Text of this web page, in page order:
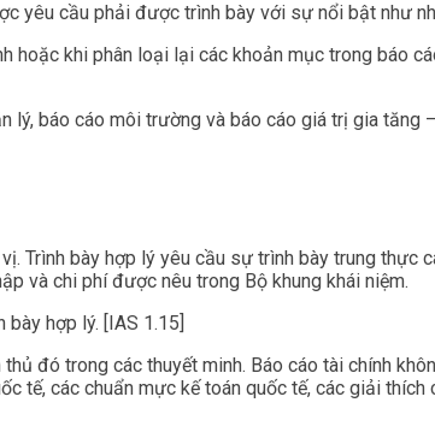
yêu cầu phải được trình bày với sự nổi bật như
khi phân loại lại các khoản mục trong báo
báo cáo môi trường và báo cáo giá trị gia tăng
Trình bày hợp lý yêu cầu sự trình bày trung thực
và chi phí được nêu trong Bộ khung khái niệm.
hợp lý. [IAS 1.15]
đó trong các thuyết minh. Báo cáo tài chính
tế, các chuẩn mực kế toán quốc tế, các giải